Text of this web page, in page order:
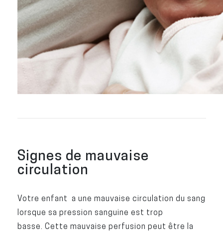
Signes de mauvaise
circulation
Votre enfant a une mauvaise circulation du sang
lorsque sa pression sanguine est trop
basse. Cette mauvaise perfusion peut être la